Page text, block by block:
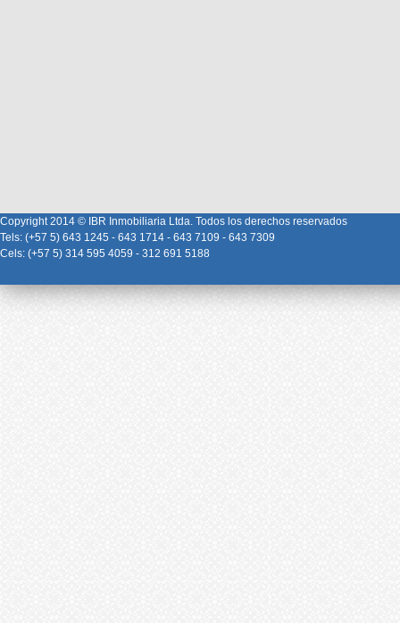
Copyright 2014 © IBR Inmobiliaria Ltda. Todos los derechos reservados
Tels: (+57 5) 643 1245 - 643 1714 - 643 7109 - 643 7309
Cels: (+57 5) 314 595 4059 - 312 691 5188